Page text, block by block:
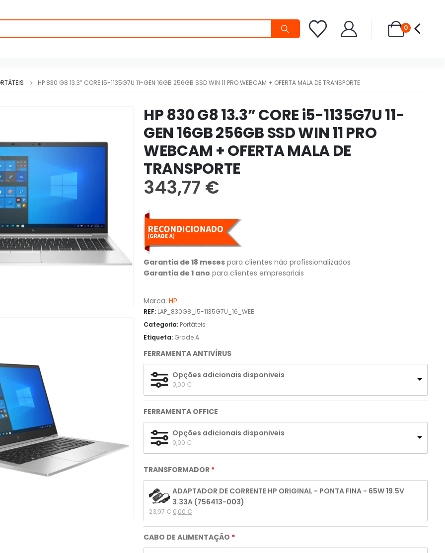
0
HP 830 G8 13.3” CORE I5-1135G7U 11-GEN 16GB 256GB SSD WIN 11 PRO WEBCAM + OFERTA MALA DE TRANSPORTE
HP 830 G8 13.3” CORE i5-1135G7U 11-
GEN 16GB 256GB SSD WIN 11 PRO
WEBCAM + OFERTA MALA DE
TRANSPORTE
343,77 €
Garantia de 18 meses para clientes não profissionalizados
Garantia de 1 ano para clientes empresariais
Marca: HP
REF: LAP_830G8_I5-1135G7U_16_WEB
Categoria: Portáteis
Etiqueta: Grade A
FERRAMENTA ANTIVÍRUS
Opções adicionais disponiveis
0,00 €
FERRAMENTA OFFICE
Opções adicionais disponiveis
0,00 €
TRANSFORMADOR
ADAPTADOR DE CORRENTE HP ORIGINAL - PONTA FINA - 65W 19.5V
3.33A (756413-003)
23,97 € 0,00 €
CABO DE ALIMENTAÇÃO